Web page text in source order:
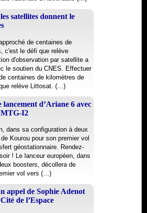
satellites donnent le
de centaines de
c'est le défi que relève
d'observation par satellite a
le soutien du CNES. Effectuer
centaines de kilomètres de
relève Littosat. (…)
lancement d’Ariane 6 avec
MTG-I2
dans sa configuration à deux
Kourou pour son premier vol
géostationnaire. Rendez-
! Le lanceur européen, dans
boosters, décollera de
vol vers (…)
appel de Sophie Adenot
de l’Espace